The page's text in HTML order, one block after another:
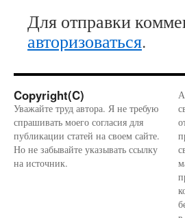
Для отправки
авторизоваться.
Copyright(C)
Уважайте труд автора. Я не требую
спрашивать моего согласия для
публикации статей на своем сайте.
Но не забывайте указывать ссылку
на источник.